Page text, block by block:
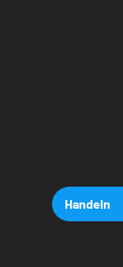
Handeln